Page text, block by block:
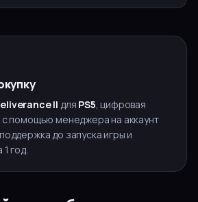
II для PS5, цифровая
с помощью менеджера на аккаунт
до запуска игры и
год.